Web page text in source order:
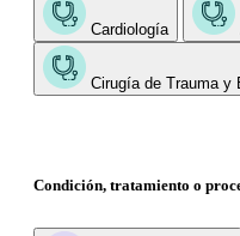
Cardiología
Cirugía de Trauma y
Condición, tratamiento o